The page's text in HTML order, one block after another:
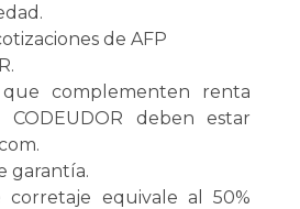
de AFP
complementen renta
deben estar
garantía.
corretaje equivale al 50%